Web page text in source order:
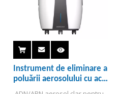
Instrument de eliminare a
poluării aerosolului cu acid